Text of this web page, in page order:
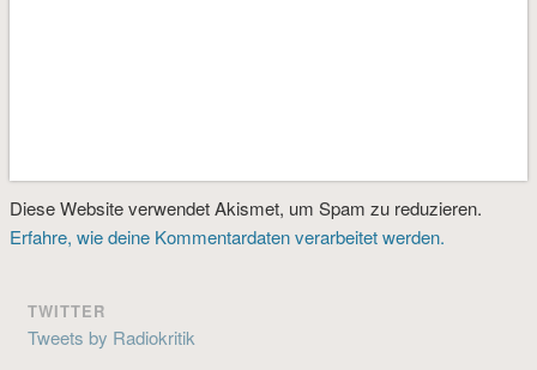
Diese Website verwendet Akismet, um Spam zu reduzieren.
Erfahre, wie deine Kommentardaten verarbeitet werden.
TWITTER
Tweets by Radiokritik